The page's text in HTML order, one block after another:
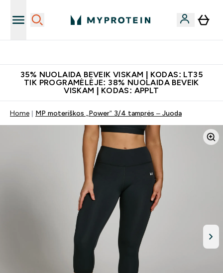
35% NUOLAIDA BEVEIK VISKAM | KODAS: LT35
TIK PROGRAMĖLĖJE: 38% NUOLAIDA BEVEIK
VISKAM | KODAS: APPLT
Home MP moteriškos „Power“ 3/4 tamprės – Juoda